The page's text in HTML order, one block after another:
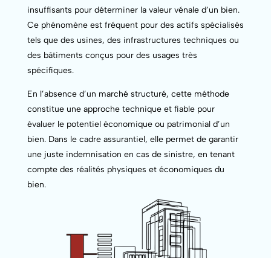
insuffisants pour déterminer la valeur vénale d’un bien.
Ce phénomène est fréquent pour des actifs spécialisés
tels que des usines, des infrastructures techniques ou
des bâtiments conçus pour des usages très
spécifiques.
En l’absence d’un marché structuré, cette méthode
constitue une approche technique et fiable pour
évaluer le potentiel économique ou patrimonial d’un
bien. Dans le cadre assurantiel, elle permet de garantir
une juste indemnisation en cas de sinistre, en tenant
compte des réalités physiques et économiques du
bien.